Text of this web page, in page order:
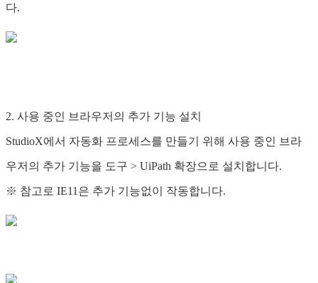
다.
2. 사용 중인 브라우저의 추가 기능 설치
StudioX에서 자동화 프로세스를 만들기 위해 사용 중인 브라
우저의 추가 기능을 도구 > UiPath 확장으로 설치합니다.
※ 참고로 IE11은 추가 기능없이 작동합니다.